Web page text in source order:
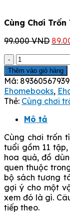
Cùng Chơi
99.000VND Giá
Cùng
Chơi
Trốn
Tìm
-
Tập
8:
Vật
Biển
số
lượng
Thêm vào giỏ hàng
Mã:
Ehomebooks,
Thẻ: Cùng chơi
Mô tả
Cùng chơi trốn
tuổi gồm 11
hoa quả, đồ
quen thuộc
bộ sách tương
gợi ý cho một
xem đó là gì.
tiếp theo.